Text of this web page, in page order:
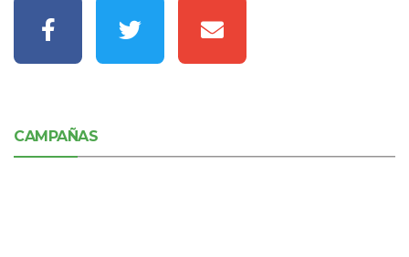
CAMPAÑAS